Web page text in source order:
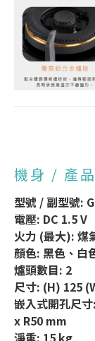
機身 / 產
型號 / 副型號:
電壓: DC 1.5 V
火力 (最大): 煤
顏色: 黑色、白
爐頭數目: 2
尺寸: (H) 125
嵌入式開孔尺
x R50 mm
淨重: 15 kg